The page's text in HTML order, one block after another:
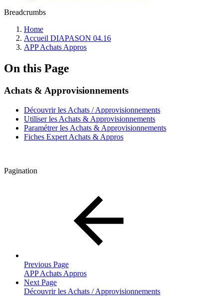
Breadcrumbs
Home
Accueil DIAPASON 04.16
APP Achats Appros
On this Page
Achats & Approvisionnements
Découvrir les Achats / Approvisionnements
Utiliser les Achats & Approvisionnements
Paramétrer les Achats & Approvisionnements
Fiches Expert Achats & Appros
Pagination
Previous Page
APP Achats Appros
Next Page
Découvrir les Achats / Approvisionnements